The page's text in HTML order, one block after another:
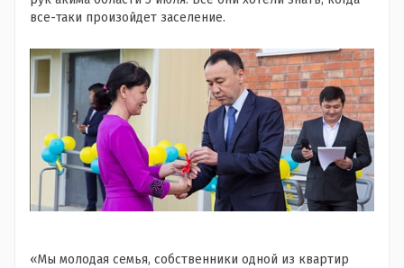
все-таки произойдет заселение.
«Мы молодая семья, собственники одной из квартир